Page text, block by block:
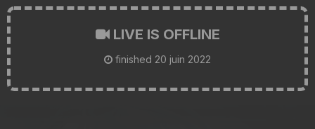
LIVE IS OFFLINE
finished 20 juin 2022